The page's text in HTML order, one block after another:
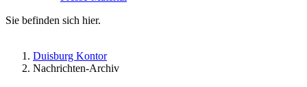
Sie befinden sich hier.
Duisburg Kontor
Nachrichten-Archiv